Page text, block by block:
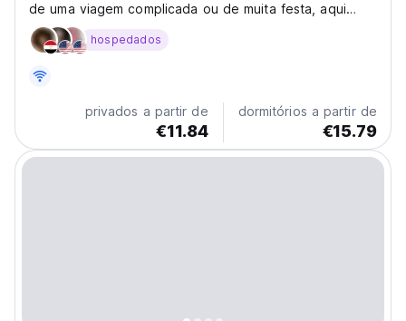
de uma viagem complicada ou de muita festa, aqui
estamos!
hospedados
privados a partir de
€11.84
dormitórios a partir de
€15.79